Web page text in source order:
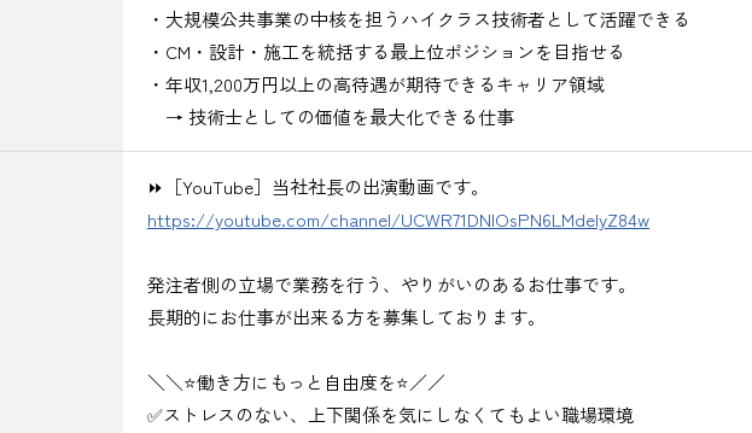
・大規模公共事業の中核を担うハイクラス技術者として活躍できる
・CM・設計・施工を統括する最上位ポジションを目指せる
・年収1,200万円以上の高待遇が期待できるキャリア領域
→ 技術士としての価値を最大化できる仕事
⏩［YouTube］当社社長の出演動画です。
https://youtube.com/channel/UCWR71DNlOsPN6LMdeIyZ84w
発注者側の立場で業務を行う、やりがいのあるお仕事です。
長期的にお仕事が出来る方を募集しております。
＼＼⭐働き方にもっと自由度を⭐／／
✅ストレスのない、上下関係を気にしなくてもよい職場環境